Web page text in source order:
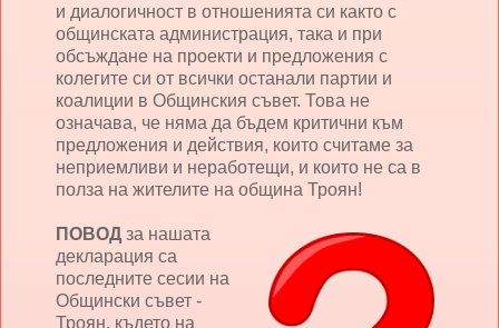
и диалогичност в отношенията си както с
общинската администрация, така и при
обсъждане на проекти и предложения с
колегите си от всички останали партии и
коалиции в Общинския съвет. Това не
означава, че няма да бъдем критични към
предложения и действия, които считаме за
неприемливи и неработещи, и които не са в
полза на жителите на община Троян!
ПОВОД за нашата
декларация са
последните сесии на
Общински съвет -
Троян, където на